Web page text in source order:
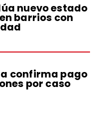
nuevo estado
barrios con
confirma pago
por caso